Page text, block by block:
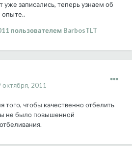
записались, теперь узнаем об
опыте..
пользователем BarbosTLT
октября, 2011
того, чтобы качественно отбелить
не было повышенной